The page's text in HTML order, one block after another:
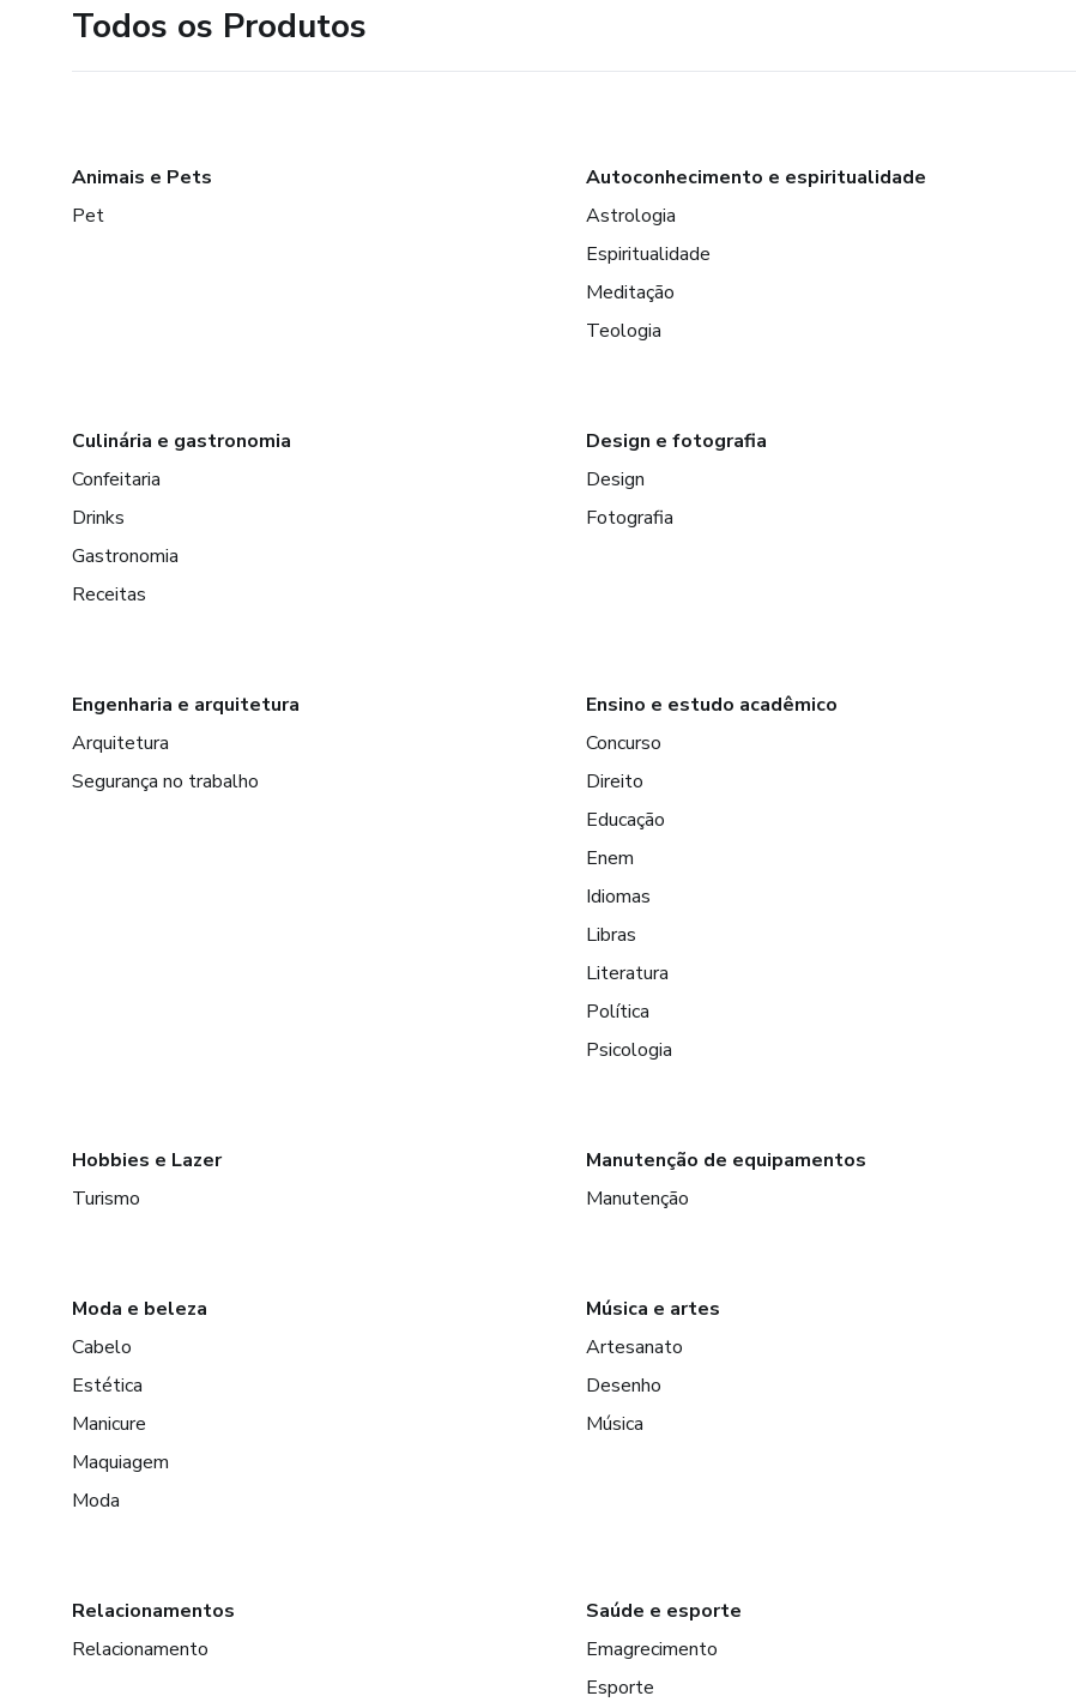
Todos os Produtos
Animais e Pets
Pet
Autoconhecimento e espiritualidade
Astrologia
Espiritualidade
Meditação
Teologia
Culinária e gastronomia
Confeitaria
Drinks
Gastronomia
Receitas
Design e fotografia
Design
Fotografia
Engenharia e arquitetura
Arquitetura
Segurança no trabalho
Ensino e estudo acadêmico
Concurso
Direito
Educação
Enem
Idiomas
Libras
Literatura
Política
Psicologia
Hobbies e Lazer
Turismo
Manutenção de equipamentos
Manutenção
Moda e beleza
Cabelo
Estética
Manicure
Maquiagem
Moda
Música e artes
Artesanato
Desenho
Música
Relacionamentos
Relacionamento
Saúde e esporte
Emagrecimento
Esporte